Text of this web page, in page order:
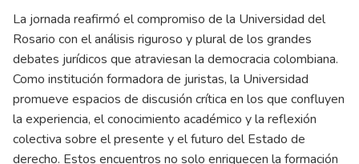
La jornada reafirmó el compromiso de la Universidad del
Rosario con el análisis riguroso y plural de los grandes
debates jurídicos que atraviesan la democracia colombiana.
Como institución formadora de juristas, la Universidad
promueve espacios de discusión crítica en los que confluyen
la experiencia, el conocimiento académico y la reflexión
colectiva sobre el presente y el futuro del Estado de
derecho. Estos encuentros no solo enriquecen la formación